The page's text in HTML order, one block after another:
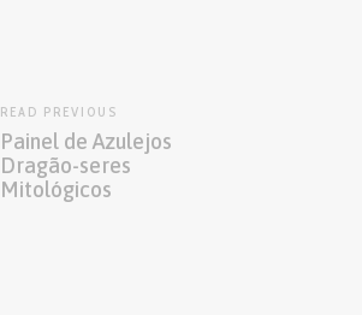
READ PREVIOUS
Painel de Azulejos
Dragão-seres
Mitológicos